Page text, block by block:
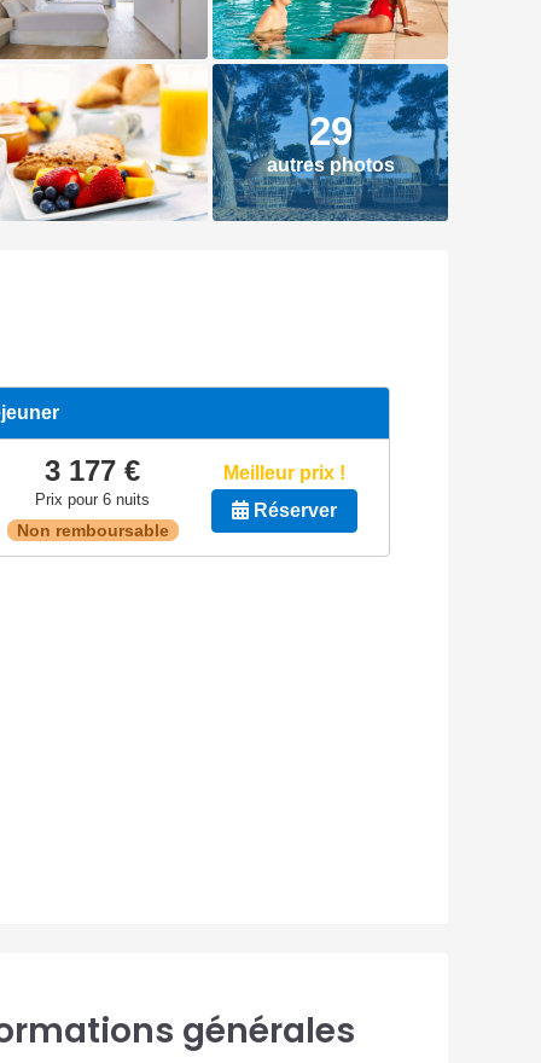
29
autres photos
3 177 €
Prix pour 6 nuits
Non remboursable
Meilleur prix !
Réserver
générales